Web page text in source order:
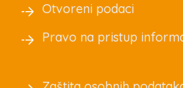
Otvoreni podaci
Pravo na pristup